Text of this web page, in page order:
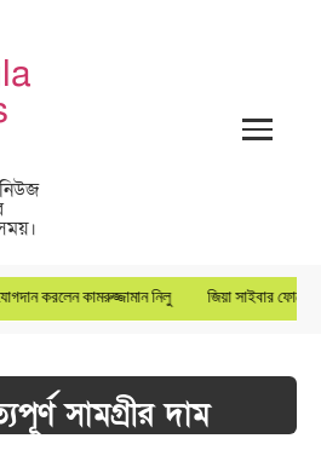
করলেন কামরুজ্জামান নিলু জিয়া সাইবার
সামগ্রীর দাম